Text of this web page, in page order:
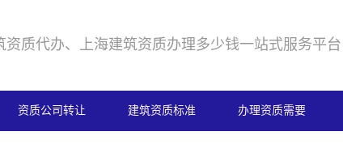
资质代办、上海建筑资质办理多少钱一站式服务平台
资质公司转让 建筑资质标准 办理资质需要